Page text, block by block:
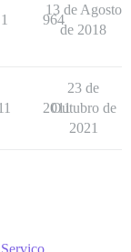
1 964
13 de Agosto
de 2018
2011
23 de
Outubro de
2021